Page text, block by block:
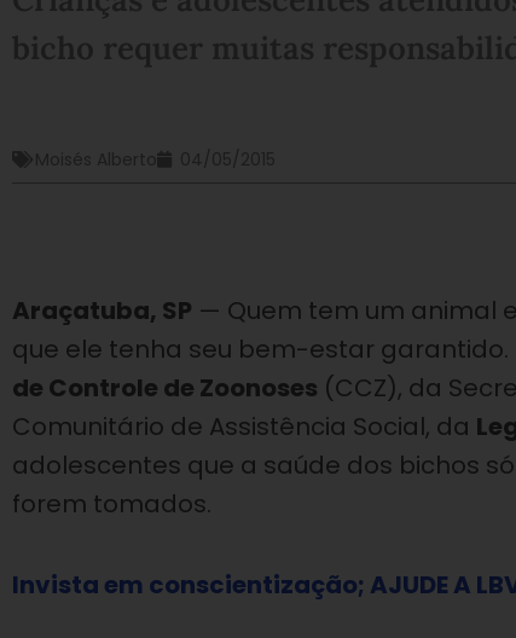
bicho requer muitas
Moisés Alberto 04/05/2015
Araçatuba, SP — Quem tem um animal
que ele tenha seu bem-estar
de Controle de Zoonoses (CCZ), da
Comunitário de Assistência Social, da
adolescentes que a saúde dos bichos
forem tomados.
Invista em conscientização; AJUDE A